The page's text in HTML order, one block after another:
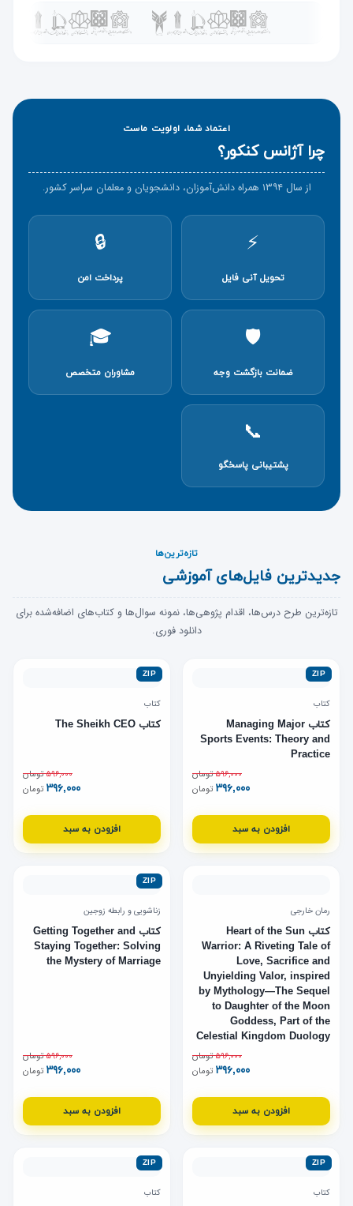
gilan
honarshiraz
kashan
olumpezeshki
sanatisharif
shahidbeheshti
shiraz
tarbiyatmodarres
tehran
yazd
اعتماد شما، اولویت ماست
چرا آژانس کنکور؟
از سال ۱۳۹۴ همراه دانش‌آموزان، دانشجویان و معلمان سراسر کشور.
⚡
تحویل آنی فایل
🔒
پرداخت امن
🛡️
ضمانت بازگشت وجه
🎓
مشاوران متخصص
📞
پشتیبانی پاسخگو
تازه‌ترین‌ها
جدیدترین فایل‌های آموزشی
تازه‌ترین طرح درس‌ها، اقدام پژوهی‌ها، نمونه سوال‌ها و کتاب‌های اضافه‌شده برای
دانلود فوری.
ZIP
کتاب
کتاب Managing Major
Sports Events: Theory and
Practice
۵۹۶,۰۰۰تومان
۳۹۶,۰۰۰ تومان
افزودن به سبد
ZIP
کتاب
کتاب The Sheikh CEO
۵۹۶,۰۰۰تومان
۳۹۶,۰۰۰ تومان
افزودن به سبد
رمان خارجی
کتاب Heart of the Sun
Warrior: A Riveting Tale of
Love, Sacrifice and
Unyielding Valor, inspired
by Mythology—The Sequel
to Daughter of the Moon
Goddess, Part of the
Celestial Kingdom Duology
۵۹۶,۰۰۰تومان
۳۹۶,۰۰۰ تومان
افزودن به سبد
ZIP
زناشویی و رابطه زوجین
کتاب Getting Together and
Staying Together: Solving
the Mystery of Marriage
۵۹۶,۰۰۰تومان
۳۹۶,۰۰۰ تومان
افزودن به سبد
ZIP
کتاب
ZIP
کتاب